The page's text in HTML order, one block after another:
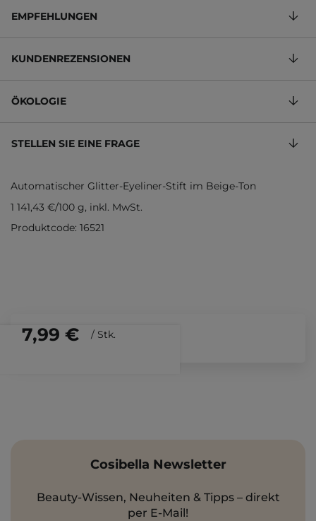
7,99 € / Stk.
EMPFEHLUNGEN
KUNDENREZENSIONEN
ÖKOLOGIE
STELLEN SIE EINE FRAGE
Automatischer Glitter-Eyeliner-Stift im Beige-Ton
1 141,43 €/100 g, inkl. MwSt.
Produktcode: 16521
Cosibella Newsletter
Beauty-Wissen, Neuheiten & Tipps – direkt
per E-Mail!